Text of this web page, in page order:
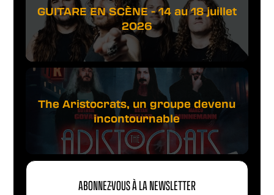
GUITARE EN SCÈNE - 14 au 18 juillet
2026
The Aristocrats, un groupe devenu
incontournable
ABONNEZ-VOUS À LA NEWSLETTER